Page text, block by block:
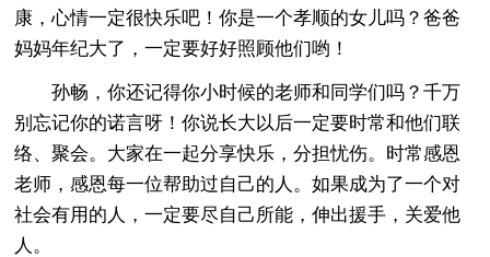
康，心情一定很快乐吧！你是一个孝顺的女儿吗？爸爸
妈妈年纪大了，一定要好好照顾他们哟！
孙畅，你还记得你小时候的老师和同学们吗？千万
别忘记你的诺言呀！你说长大以后一定要时常和他们联
络、聚会。大家在一起分享快乐，分担忧伤。时常感恩
老师，感恩每一位帮助过自己的人。如果成为了一个对
社会有用的人，一定要尽自己所能，伸出援手，关爱他
人。